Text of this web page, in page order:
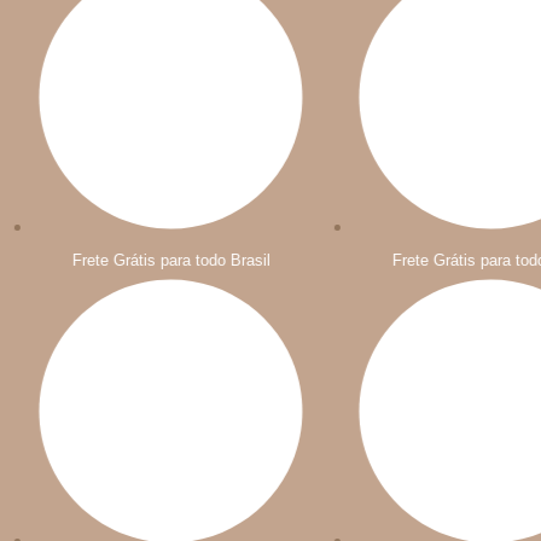
Frete Grátis para todo Brasil Frete Grátis para